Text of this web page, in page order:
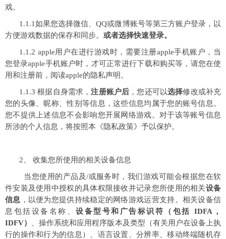
戏。
1.1.1如果您选择微信、QQ或微博账号等第三方账户登录，以
方便游戏数据的保存和同步。 或者选择快速登录。
1.1.2 apple用户在进行游戏时，需要注册apple手机账户，当
您登录apple手机账户时，才可正常进行下载和购买等，请您在使
用和注册前，阅读apple的隐私声明。
1.1.3 根据自身需求，注册账户后 ，您还可以选择修改或补充
您的头像、昵称、性别等信息，这些信息均属于您的账号信息。
您不提供上述信息不会影响您开展网络游戏。对于该等账号信息
所涉的个人信息，将按照本《隐私政策》予以保护。
2、 收集您所使用的相关设备信息
当您使用的产品及/或服务时，我们游戏可能会根据您在软
件安装及使用中授权的具体权限接收并记录您所使用的相关设备
信息 ，以便为您提供持续稳定的网络游戏运营支持。相关设备信
息包括设备名称、设备型号和广告标识符（包括
IDFA，
IDFV）
、操作系统和应用程序版本及类型（有关用户在设备上执
行的操作和行为的信息）、语言设置、分辨率、移动终端随机存